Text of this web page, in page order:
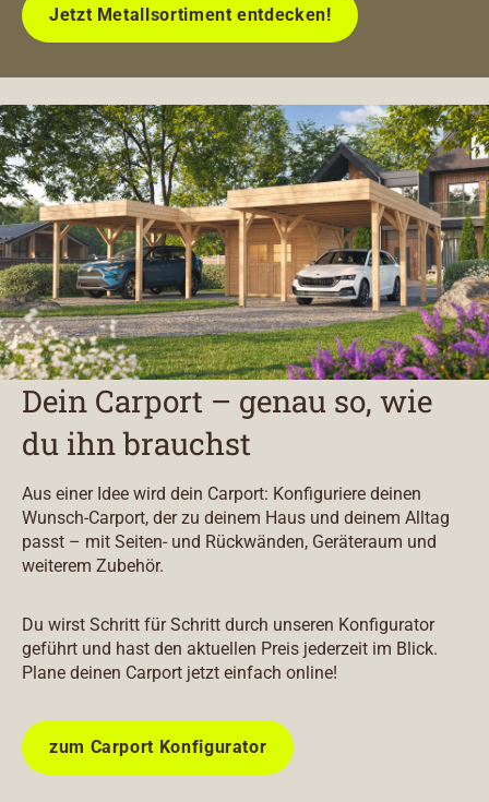
Jetzt Metallsortiment entdecken!
Dein Carport – genau so, wie
du ihn brauchst
Aus einer Idee wird dein Carport: Konfiguriere deinen
Wunsch-Carport, der zu deinem Haus und deinem Alltag
passt – mit Seiten- und Rückwänden, Geräteraum und
weiterem Zubehör.
Du wirst Schritt für Schritt durch unseren Konfigurator
geführt und hast den aktuellen Preis jederzeit im Blick.
Plane deinen Carport jetzt einfach online!
zum Carport Konfigurator